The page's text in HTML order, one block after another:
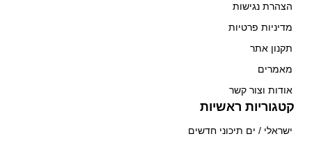
הצהרת נגישות
מדיניות פרטיות
תקנון אתר
מאמרים
אודות וצור קשר
קטגוריות ראשיות
ישראלי / ים תיכוני חדשים